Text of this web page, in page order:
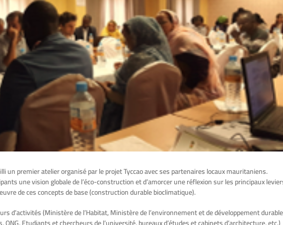
un premier atelier organisé par le projet Tyccao avec ses partenaires locaux mauritaniens.
une vision globale de l’éco-construction et d’amorcer une réflexion sur les principaux
de ces concepts de base (construction durable bioclimatique).
d’activités (Ministère de l’Habitat, Ministère de l’environnement et de développement